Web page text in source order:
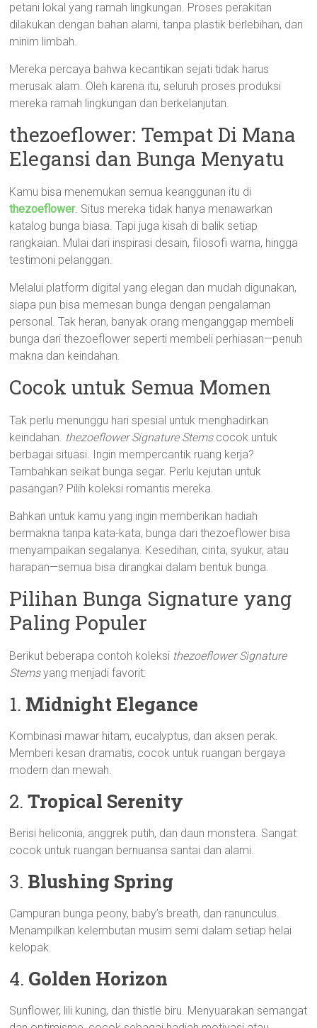
petani lokal yang ramah lingkungan. Proses perakitan
dilakukan dengan bahan alami, tanpa plastik berlebihan, dan
minim limbah.
Mereka percaya bahwa kecantikan sejati tidak harus
merusak alam. Oleh karena itu, seluruh proses produksi
mereka ramah lingkungan dan berkelanjutan.
thezoeflower: Tempat Di Mana
Elegansi dan Bunga Menyatu
Kamu bisa menemukan semua keanggunan itu di
thezoeflower. Situs mereka tidak hanya menawarkan
katalog bunga biasa. Tapi juga kisah di balik setiap
rangkaian. Mulai dari inspirasi desain, filosofi warna, hingga
testimoni pelanggan.
Melalui platform digital yang elegan dan mudah digunakan,
siapa pun bisa memesan bunga dengan pengalaman
personal. Tak heran, banyak orang menganggap membeli
bunga dari thezoeflower seperti membeli perhiasan—penuh
makna dan keindahan.
Cocok untuk Semua Momen
Tak perlu menunggu hari spesial untuk menghadirkan
keindahan. thezoeflower Signature Stemscocok untuk
berbagai situasi. Ingin mempercantik ruang kerja?
Tambahkan seikat bunga segar. Perlu kejutan untuk
pasangan? Pilih koleksi romantis mereka.
Bahkan untuk kamu yang ingin memberikan hadiah
bermakna tanpa kata-kata, bunga dari thezoeflower bisa
menyampaikan segalanya. Kesedihan, cinta, syukur, atau
harapan—semua bisa dirangkai dalam bentuk bunga.
Pilihan Bunga Signature yang
Paling Populer
Berikut beberapa contoh koleksi thezoeflower Signature
Stemsyang menjadi favorit:
1. Midnight Elegance
Kombinasi mawar hitam, eucalyptus, dan aksen perak.
Memberi kesan dramatis, cocok untuk ruangan bergaya
modern dan mewah.
2.Tropical Serenity
Berisi heliconia, anggrek putih, dan daun monstera. Sangat
cocok untuk ruangan bernuansa santai dan alami.
3. Blushing Spring
Campuran bunga peony, baby’s breath, dan ranunculus.
Menampilkan kelembutan musim semi dalam setiap helai
kelopak.
4. Golden Horizon
Sunflower, lili kuning, dan thistle biru. Menyuarakan semangat